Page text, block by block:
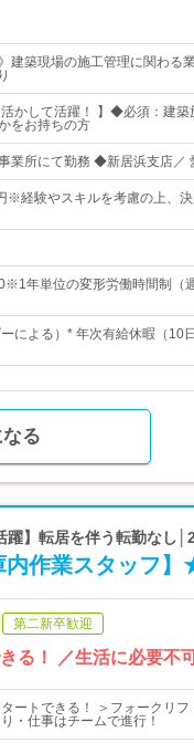
建築現場の施工管理に関わ
活かして活躍！ 】◆必須：建築
をお持ちの方
業所にて勤務 ◆新居浜支店
※経験やスキルを考慮の上、
年単位の変形労働時間制（
による）* 年次有給休暇（10
る
躍】転居を伴う転勤なし
作業スタッフ】
第二新卒歓迎
る！ ／生活に必要
ートできる！ ＞フォークリ
・仕事はチームで進行！